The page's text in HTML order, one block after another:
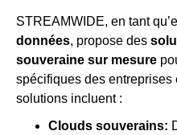
STREAMWIDE, en tant
données, propose des
souveraine sur mesure
spécifiques des
solutions incluent :
Clouds souverains: